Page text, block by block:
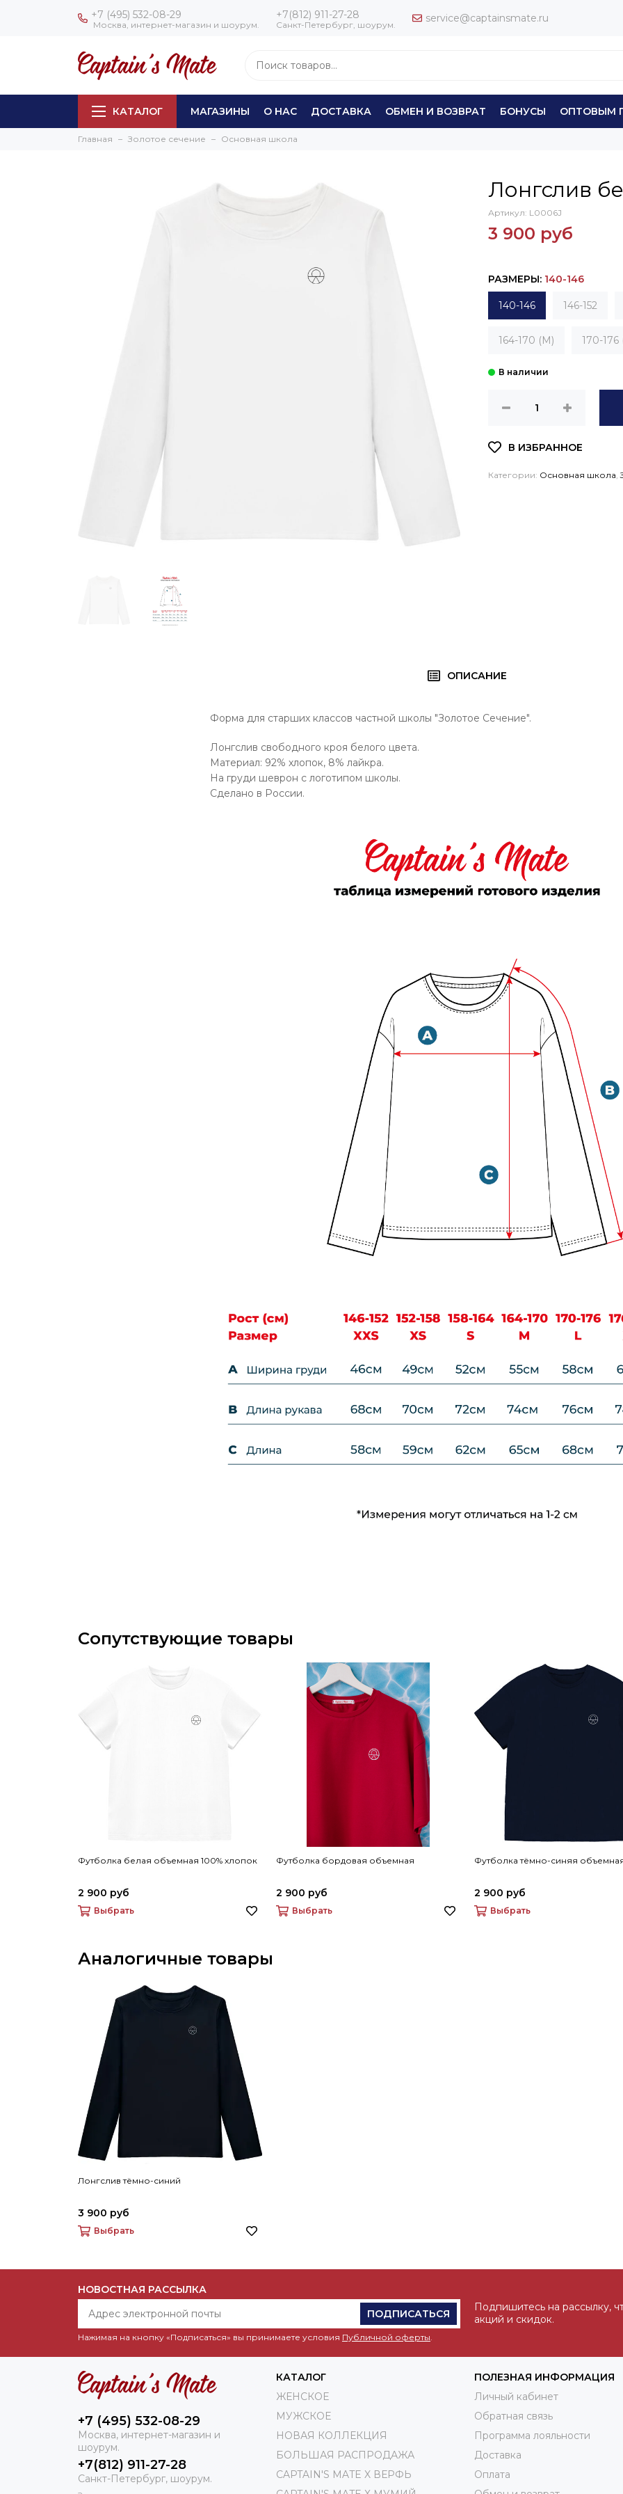
+7 (495) 532-08-29
Москва, интернет-магазин и шоурум.
+7(812) 911-27-28
Санкт-Петербург, шоурум.
service@captainsmate.ru
КАТАЛОГ МАГАЗИНЫ О НАС ДОСТАВКА ОБМЕН И ВОЗВРАТ БОНУСЫ ОПТОВЫМ
Главная Золотое сечение Основная школа
Лонгслив
Артикул: L0006J
3 900 руб
РАЗМЕРЫ: 140-146
140-146 146-152
164-170 (M) 170-176
Категории: Основная школа ,
ОПИСАНИЕ
Форма для старших классов частной школы "Золотое Сечение".
Лонгслив свободного кроя белого цвета.
Материал: 92% хлопок, 8% лайкра.
На груди шеврон с логотипом школы.
Сделано в России.
Сопутствующие товары
Футболка белая объемная 100% хлопок
2 900 руб
Выбрать
Футболка бордовая объемная
2 900 руб
Выбрать
Футболка тёмно-синяя
2 900 руб
Выбрать
Аналогичные товары
Лонгслив тёмно-синий
3 900 руб
Выбрать
НОВОСТНАЯ РАССЫЛКА
ПОДПИСАТЬСЯ
Нажимая на кнопку «Подписаться» вы принимаете условия Публичной оферты.
Подпишитесь на рассылку,
акций и скидок.
+7 (495) 532-08-29
Москва, интернет-магазин и
шоурум.
+7(812) 911-27-28
Санкт-Петербург, шоурум.
КАТАЛОГ
ЖЕНСКОЕ
МУЖСКОЕ
НОВАЯ КОЛЛЕКЦИЯ
БОЛЬШАЯ РАСПРОДАЖА
CAPTAIN'S MATE X ВЕРФЬ
ПОЛЕЗНАЯ ИНФОРМАЦИЯ
Личный кабинет
Обратная связь
Программа лояльности
Доставка
Оплата